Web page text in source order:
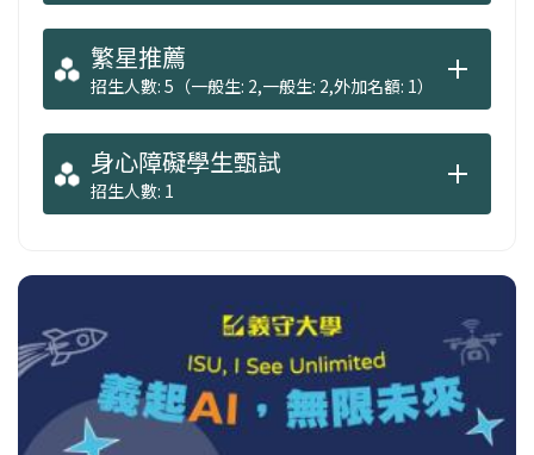
繁星推薦
招生人數: 5（一般生: 2,一般生: 2,外加名額: 1）
身心障礙學生甄試
招生人數: 1